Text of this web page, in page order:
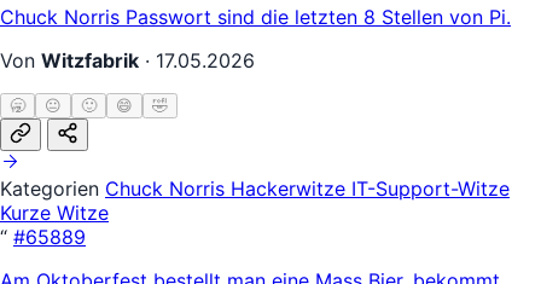
Chuck Norris Passwort sind die letzten 8 Stellen von Pi.
Von Witzfabrik · 17.05.2026
🥱 😐 🙂 😄 🤣
Kategorien Chuck Norris Hackerwitze IT-Support-Witze
Kurze Witze
“ #65889